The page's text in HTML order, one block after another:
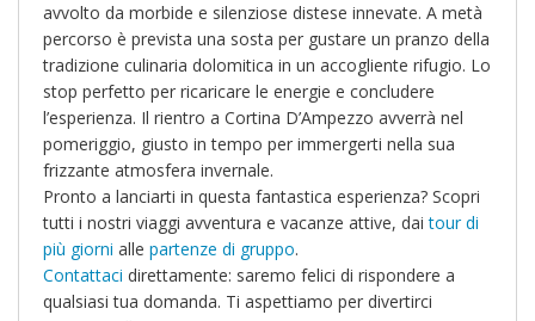
avvolto da morbide e silenziose distese innevate. A metà
percorso è prevista una sosta per gustare un pranzo della
tradizione culinaria dolomitica in un accogliente rifugio. Lo
stop perfetto per ricaricare le energie e concludere
l’esperienza. Il rientro a Cortina D’Ampezzo avverrà nel
pomeriggio, giusto in tempo per immergerti nella sua
frizzante atmosfera invernale.
Pronto a lanciarti in questa fantastica esperienza? Scopri
tutti i nostri viaggi avventura e vacanze attive, dai tour di
più giorni alle partenze di gruppo.
Contattaci direttamente: saremo felici di rispondere a
qualsiasi tua domanda. Ti aspettiamo per divertirci